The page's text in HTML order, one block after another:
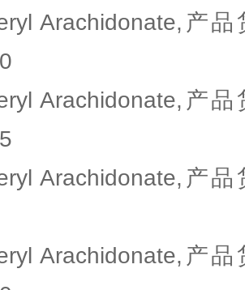
Arachidonate,产
Arachidonate,产
Arachidonate,产
Arachidonate,产